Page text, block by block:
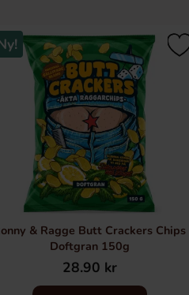
& Ragge Butt Crackers Chips
Doftgran 150g
28.90 kr